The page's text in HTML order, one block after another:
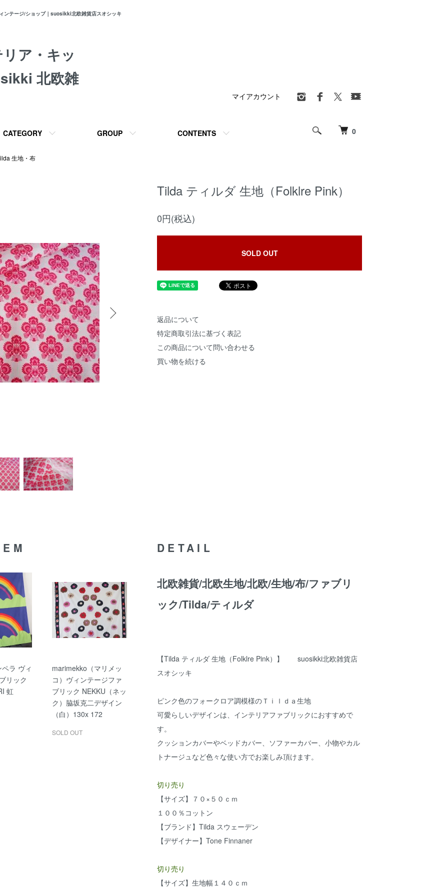
ンテージ/ショップ｜suosikki北欧雑貨店スオシッキ
ア・キッ
北欧雑
0
CATEGORY GROUP CONTENTS
マイアカウント
生地・布
Tilda ティルダ 生地（Folklre Pink）
0円(税込)
SOLD OUT
返品について
特定商取引法に基づく表記
この商品について問い合わせる
買い物を続ける
DETAIL
北欧雑貨/北欧生地/北欧/生地/布/ファブリ
ック/Tilda/ティルダ
【Tilda ティルダ 生地（Folklre Pink）】 suosikki北欧雑貨店
スオシッキ
ピンク色のフォークロア調模様のＴｉｌｄａ生地
可愛らしいデザインは、インテリアファブリックにおすすめで
す。
クッションカバーやベッドカバー、ソファーカバー、小物やカル
トナージュなど色々な使い方でお楽しみ頂けます。
切り売り
【サイズ】７０×５０ｃｍ
１００％コットン
【ブランド】Tilda スウェーデン
【デザイナー】Tone Finnaner
切り売り
【サイズ】生地幅１４０ｃｍ
ラ ヴィ
リック
虹
marimekko（マリメッ
コ）ヴィンテージファ
ブリック NEKKU（ネッ
ク）脇坂克二デザイン
（白）130x 172
SOLD OUT